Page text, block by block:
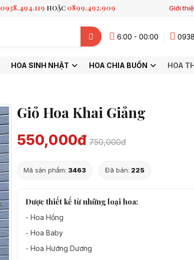
0938.494.119 HOẶC 0899.492.909 Giới
6:00 - 00:00
HOA SINH NHẬT HOA CHIA BUỒN HOA
Giỏ Hoa Khai Giảng
550,000đ 750,000đ
Mã sản phẩm: 3463 Đã bán: 225
Được thiết kế từ những loại hoa:
- Hoa Hồng
- Hoa Baby
- Hoa Hướng Dương